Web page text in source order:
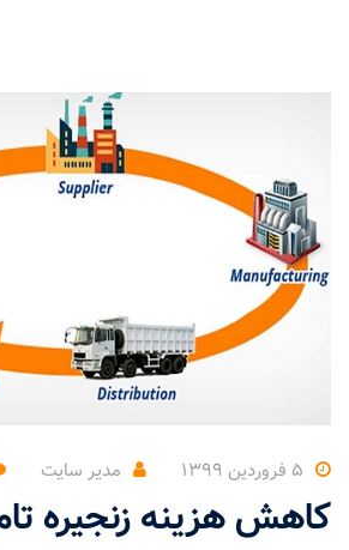
۵ فروردین ۱۳۹۹ مدیر سایت
کاهش هزینه زنجیره